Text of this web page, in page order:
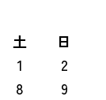
土
日
1
2
8
9